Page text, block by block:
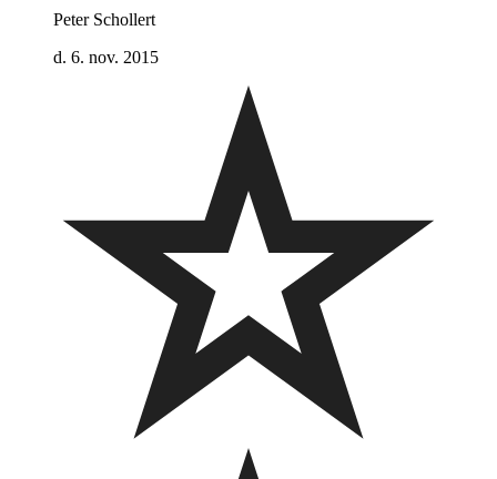
Peter Schollert
d. 6. nov. 2015